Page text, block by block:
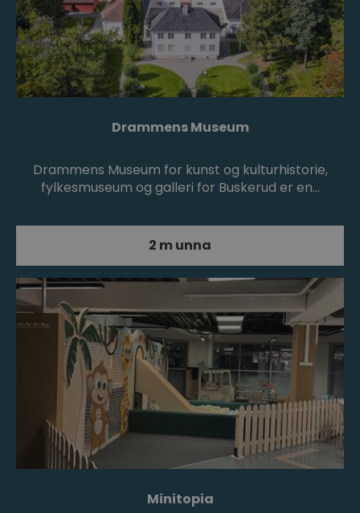
Drammens Museum
Drammens Museum for kunst og kulturhistorie,
fylkesmuseum og galleri for Buskerud er en…
2 m unna
Minitopia